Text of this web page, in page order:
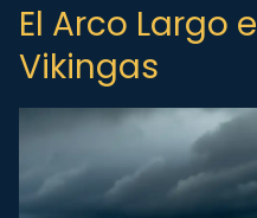
El Arco Largo
Vikingas